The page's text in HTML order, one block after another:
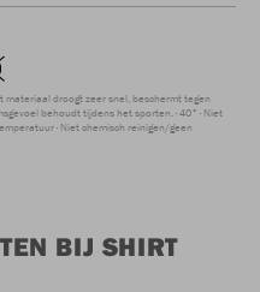
droogt zeer snel, beschermt tegen
behoudt tijdens het sporten. 40° Niet
Niet chemisch reinigen/geen
BIJ SHIRT